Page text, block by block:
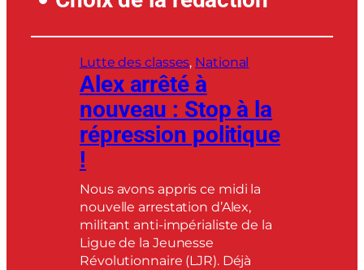
Lutte des classes, National
Alex arrêté à
nouveau : Stop à la
répression politique
!
Nous avons appris ce midi la
nouvelle arrestation d’Alex,
militant anti-impérialiste de la
Ligue de la Jeunesse
Révolutionnaire (LJR). Déjà